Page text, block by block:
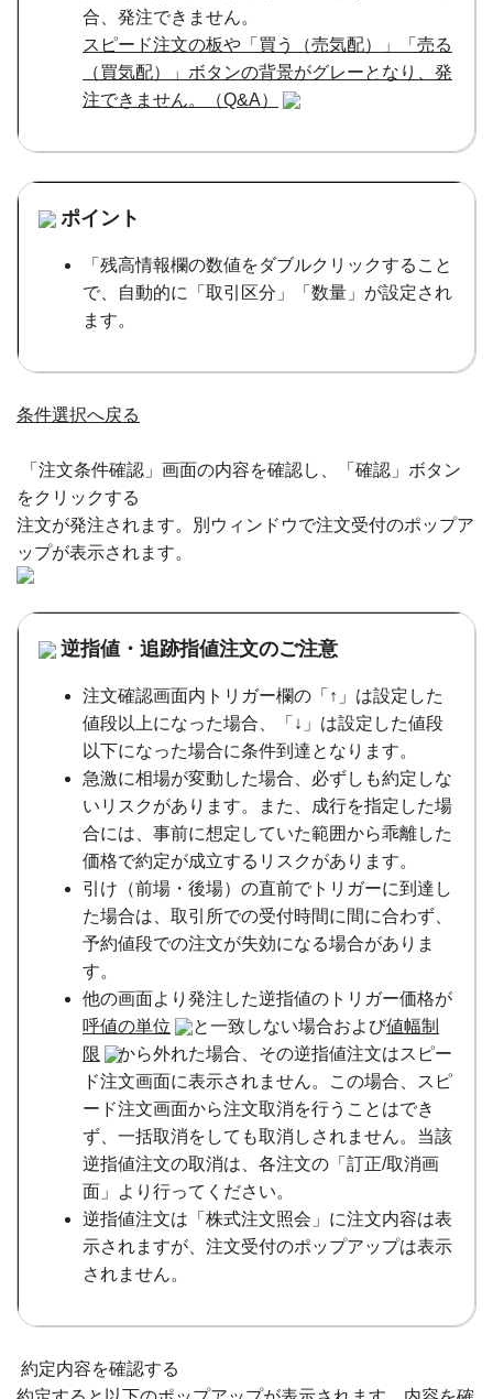
合、発注できません。
スピード注文の板や「買う（売気配）」「売る
（買気配）」ボタンの背景がグレーとなり、発
注できません。（Q&A）
ポイント
「残高情報欄の数値をダブルクリックすること
で、自動的に「取引区分」「数量」が設定され
ます。
条件選択へ戻る
「注文条件確認」画面の内容を確認し、「確認」ボタン
をクリックする
注文が発注されます。別ウィンドウで注文受付のポップア
ップが表示されます。
逆指値・追跡指値注文のご注意
注文確認画面内トリガー欄の「↑」は設定した
値段以上になった場合、「↓」は設定した値段
以下になった場合に条件到達となります。
急激に相場が変動した場合、必ずしも約定しな
いリスクがあります。また、成行を指定した場
合には、事前に想定していた範囲から乖離した
価格で約定が成立するリスクがあります。
引け（前場・後場）の直前でトリガーに到達し
た場合は、取引所での受付時間に間に合わず、
予約値段での注文が失効になる場合がありま
す。
他の画面より発注した逆指値のトリガー価格が
呼値の単位
と一致しない場合および値幅制
限
から外れた場合、その逆指値注文はスピー
ド注文画面に表示されません。この場合、スピ
ード注文画面から注文取消を行うことはでき
ず、一括取消をしても取消しされません。当該
逆指値注文の取消は、各注文の「訂正/取消画
面」より行ってください。
逆指値注文は「株式注文照会」に注文内容は表
示されますが、注文受付のポップアップは表示
されません。
約定内容を確認する